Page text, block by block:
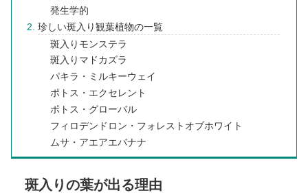
発生学的
珍しい斑入り観葉植物の一覧
斑入りモンステラ
斑入りマドカズラ
パキラ・ミルキーウェイ
ポトス・エクセレント
ポトス・グローバル
フィロデンドロン・フォレストオブホワイト
ムサ・アエアエバナナ
斑入りの葉が出る理由